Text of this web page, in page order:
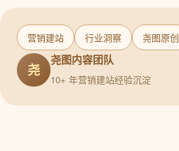
营销建站 行业洞察 尧图原创
尧
尧图内容团队
10+ 年营销建站经验沉淀